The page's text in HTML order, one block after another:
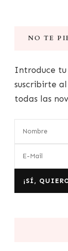
NO TE
Introduce tu
suscribirte
todas las